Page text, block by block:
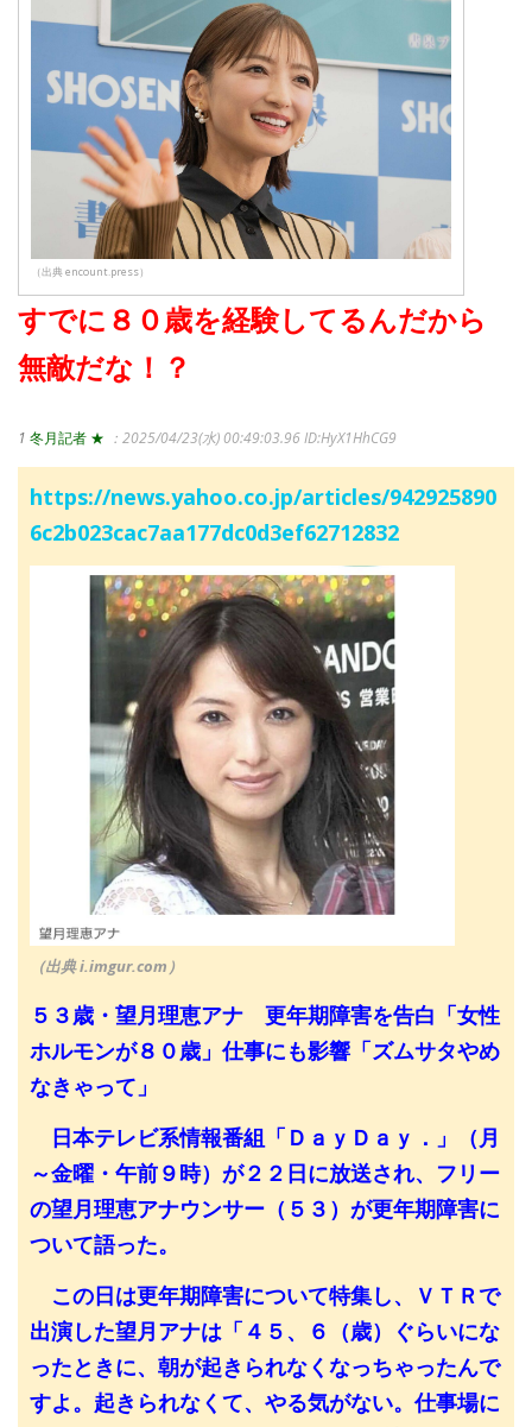
（出典 encount.press）
すでに８０歳を経験してるんだから
無敵だな！？
1 冬月記者 ★ ：2025/04/23(水) 00:49:03.96ID:HyX1HhCG9
https://news.yahoo.co.jp/articles/942925890
6c2b023cac7aa177dc0d3ef62712832
（出典 i.imgur.com）
５３歳・望月理恵アナ 更年期障害を告白「女性
ホルモンが８０歳」仕事にも影響「ズムサタやめ
なきゃって」
日本テレビ系情報番組「ＤａｙＤａｙ．」（月
～金曜・午前９時）が２２日に放送され、フリー
の望月理恵アナウンサー（５３）が更年期障害に
ついて語った。
この日は更年期障害について特集し、ＶＴＲで
出演した望月アナは「４５、６（歳）ぐらいにな
ったときに、朝が起きられなくなっちゃったんで
すよ。起きられなくて、やる気がない。仕事場に